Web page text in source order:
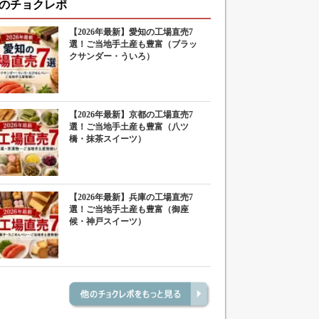
チョクレポ
【2026年最新】愛知の工場直売7
選！ご当地手土産も豊富（ブラッ
クサンダー・ういろ）
【2026年最新】京都の工場直売7
選！ご当地手土産も豊富（八ツ
橋・抹茶スイーツ）
【2026年最新】兵庫の工場直売7
選！ご当地手土産も豊富（御座
候・神戸スイーツ）